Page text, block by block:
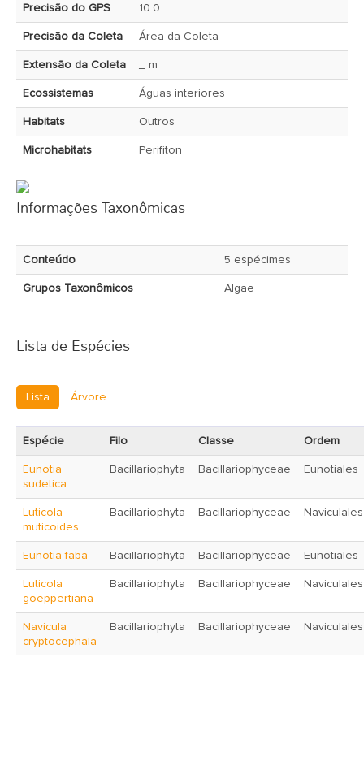
Precisão do GPS 10.0
Precisão da Coleta Área da Coleta
Extensão da Coleta _ m
Ecossistemas Águas interiores
Habitats Outros
Microhabitats Perifiton
Informações Taxonômicas
Conteúdo 5 espécimes
Grupos Taxonômicos Algae
Lista de Espécies
Lista Árvore
Espécie Filo Classe Ordem
Eunotia
sudetica
Bacillariophyta Bacillariophyceae Eunotiales
Luticola
muticoides
Bacillariophyta Bacillariophyceae Naviculales
Eunotia faba Bacillariophyta Bacillariophyceae Eunotiales
Luticola
goeppertiana
Bacillariophyta Bacillariophyceae Naviculales
Navicula
cryptocephala
Bacillariophyta Bacillariophyceae Naviculales